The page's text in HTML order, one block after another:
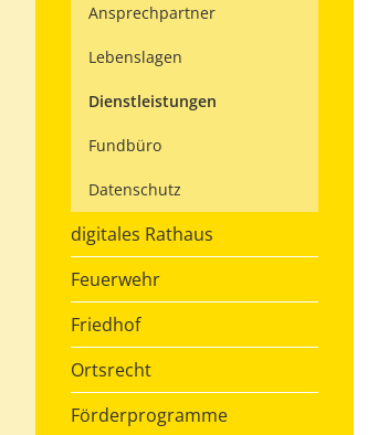
Ansprechpartner
Lebenslagen
Dienstleistungen
Fundbüro
Datenschutz
digitales Rathaus
Feuerwehr
Friedhof
Ortsrecht
Förderprogramme